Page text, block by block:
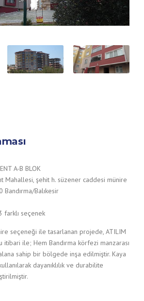
A-B BLOK
Mahallesi, şehit h. süzener caddesi münire
Bandırma/Balıkesir
farklı seçenek
seçeneği ile tasarlanan projede, ATILIM
itibari ile; Hem Bandırma körfezi manzarası
sahip bir bölgede inşa edilmiştir. Kaya
dayanıklılık ve durabilite